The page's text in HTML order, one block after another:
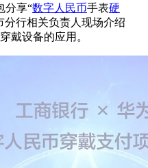
分享“数字人民币手表硬
分行相关负责人现场介绍
戴设备的应用。